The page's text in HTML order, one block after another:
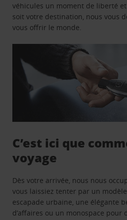
véhicules un moment de liberté
soit votre destination, nous vous
vous offrir le monde.
C’est ici que
voyage
Dès votre arrivée, nous nous
vous laissiez tenter par un
escapade urbaine, une élégante
d’affaires ou un monospace pour